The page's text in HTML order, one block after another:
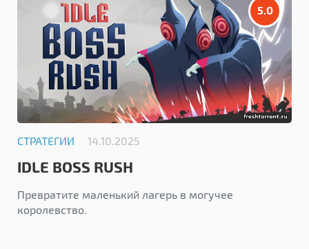
5.0
СТРАТЕГИИ 14.10.2025
IDLE BOSS RUSH
Превратите маленький лагерь в могучее
королевство.